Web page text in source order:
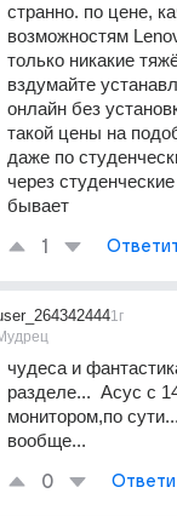
странно. по цене,
возможностям
только никакие
вздумайте
онлайн без
такой цены на
даже по
через
бывает
1
1г
чудеса и
разделе...  Асус с
монитором,по
вообще...
0